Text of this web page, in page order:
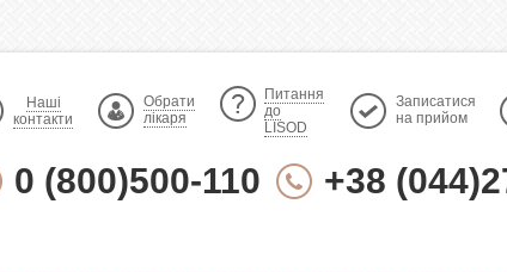
Наші
контакти
Обрати
лікаря
Питання
до
LISOD
Записатися
на прийом
0 (800)500-110 +38